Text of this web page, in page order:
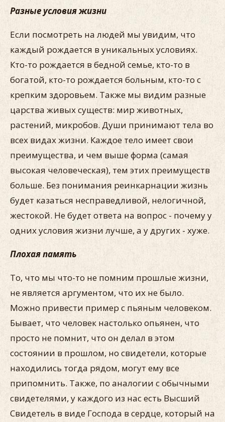
Разные условия жизни
Если посмотреть на людей мы увидим, что
каждый рождается в уникальных условиях.
Кто-то рождается в бедной семье, кто-то в
богатой, кто-то рождается больным, кто-то с
крепким здоровьем. Также мы видим разные
царства живых существ: мир животных,
растений, микробов. Души принимают тела во
всех видах жизни. Каждое тело имеет свои
преимущества, и чем выше форма (самая
высокая человеческая), тем этих преимуществ
больше. Без понимания реинкарнации жизнь
будет казаться несправедливой, нелогичной,
жестокой. Не будет ответа на вопрос - почему у
одних условия жизни лучше, а у других - хуже.
Плохая память
То, что мы что-то не помним прошлые жизни,
не является аргументом, что их не было.
Можно привести пример с пьяным человеком.
Бывает, что человек настолько опьянен, что
просто не помнит, что он делал в этом
состоянии в прошлом, но свидетели, которые
находились тогда рядом, могут ему все
припомнить. Также, по аналогии с обычными
свидетелями, у каждого из нас есть Высший
Свидетель в виде Господа в сердце, который на